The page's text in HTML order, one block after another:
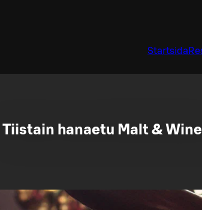
Startsida
Tiistain hanaetu Malt &